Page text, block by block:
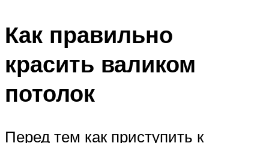
Как правильно
красить валиком
потолок
Перед тем как приступить к